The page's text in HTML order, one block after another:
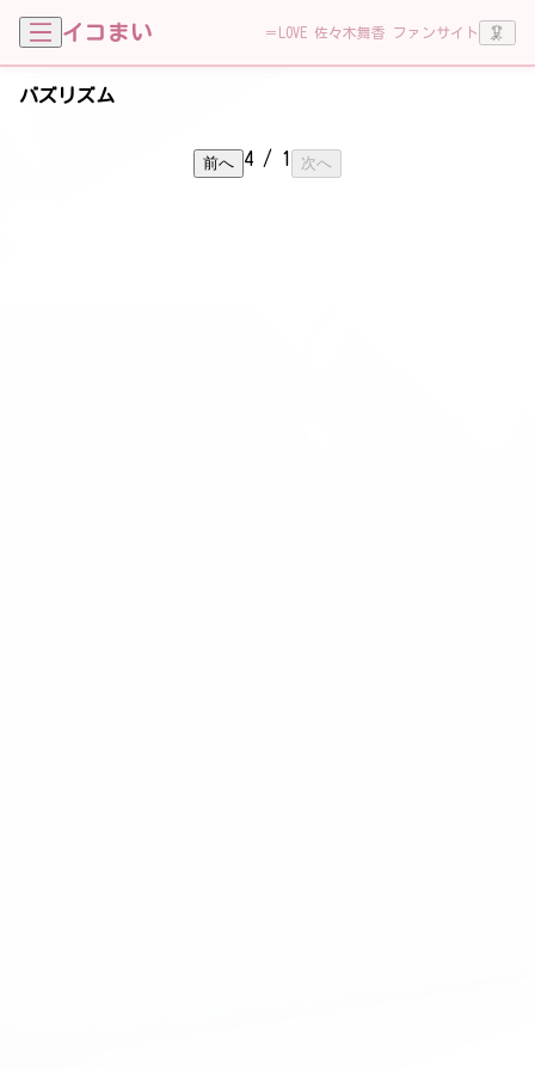
イコまい ＝LOVE 佐々木舞香 ファンサイト 🦑
バズリズム
前へ 4 / 1 次へ